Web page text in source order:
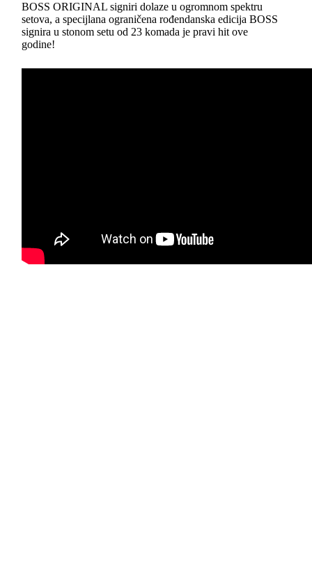
BOSS ORIGINAL signiri dolaze u ogromnom spektru
setova, a specijlana ograničena rođendanska edicija BOSS
signira u stonom setu od 23 komada je pravi hit ove
godine!